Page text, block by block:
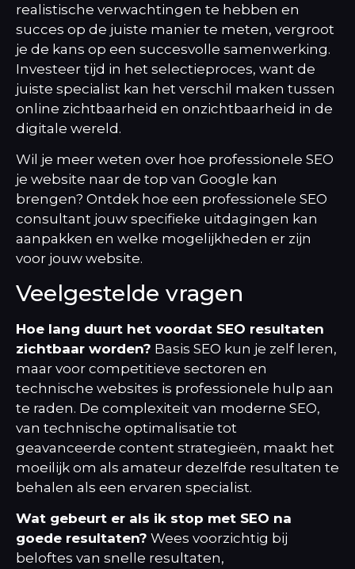
realistische verwachtingen te hebben en
succes op de juiste manier te meten, vergroot
je de kans op een succesvolle samenwerking.
Investeer tijd in het selectieproces, want de
juiste specialist kan het verschil maken tussen
online zichtbaarheid en onzichtbaarheid in de
digitale wereld.
Wil je meer weten over hoe professionele SEO
je website naar de top van Google kan
brengen? Ontdek hoe een professionele SEO
consultant jouw specifieke uitdagingen kan
aanpakken en welke mogelijkheden er zijn
voor jouw website.
Veelgestelde vragen
Hoe lang duurt het voordat SEO resultaten
zichtbaar worden? Basis SEO kun je zelf leren,
maar voor competitieve sectoren en
technische websites is professionele hulp aan
te raden. De complexiteit van moderne SEO,
van technische optimalisatie tot
geavanceerde content strategieën, maakt het
moeilijk om als amateur dezelfde resultaten te
behalen als een ervaren specialist.
Wat gebeurt er als ik stop met SEO na
goede resultaten? Wees voorzichtig bij
beloftes van snelle resultaten,